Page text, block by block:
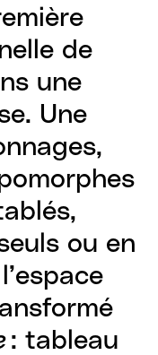
de
une
Une
ou en
: tableau